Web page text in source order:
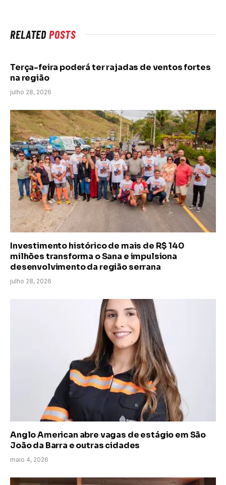
RELATEDPOSTS
Terça-feira poderá ter rajadas de ventos fortes
na região
julho 28, 2026
Investimento histórico de mais de R$ 140
milhões transforma o Sana e impulsiona
desenvolvimento da região serrana
julho 28, 2026
Anglo American abre vagas de estágio em São
João da Barra e outras cidades
maio 4, 2026